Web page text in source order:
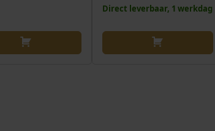
Direct leverbaar, 1 werkdag